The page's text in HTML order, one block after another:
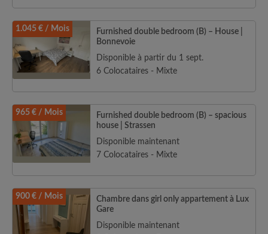
1.045 € / Mois
Furnished double bedroom (B) – House |
Bonnevoie
Disponible à partir du 1 sept.
6 Colocataires - Mixte
965 € / Mois
Furnished double bedroom (B) – spacious
house | Strassen
Disponible maintenant
7 Colocataires - Mixte
900 € / Mois
Chambre dans girl only appartement à Lux
Gare
Disponible maintenant